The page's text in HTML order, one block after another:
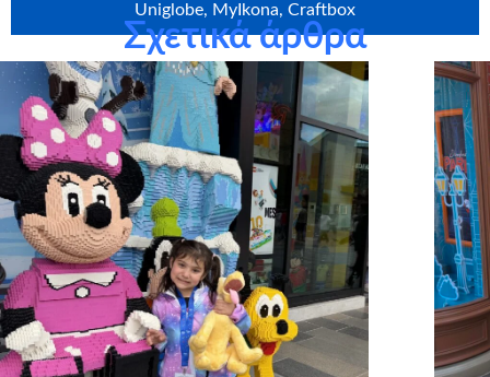
Uniglobe, MyIkona, Craftbox
Ευχαριστούμε θερμά την εταιρείαCraftbox.gr
για την
αποστολή birthday box – έκπληξη σε όλα τα παιδιά μας,
καθώς και τοmyikona.gr
για τη χορηγία όλων των
προσωποποιημένων φωτογραφικών άλμπουμ!
Σχετικά άρθρα